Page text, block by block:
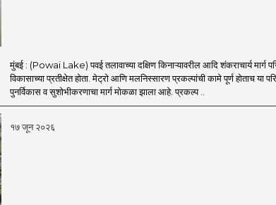
मुंबई : (Powai Lake) पवई तलावाच्या दक्षिण किनाऱ्यावरील आदि शंकराचार्य मार्ग
विकासाच्या प्रतीक्षेत होता. मेट्रो आणि मलनिस्सारण प्रकल्पांची कामे पूर्ण होताच या
पुनर्विकास व सुशोभीकरणाचा मार्ग मोकळा झाला आहे. प्रकल्प ..
१७ जून २०२६